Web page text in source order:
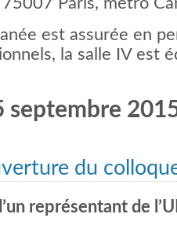
est assurée en
la salle IV est
septembre
du
représentant de